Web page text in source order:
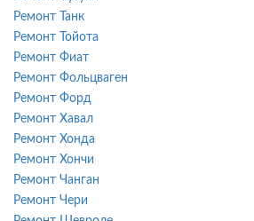
Ремонт Танк
Ремонт Тойота
Ремонт Фиат
Ремонт Фольцваген
Ремонт Форд
Ремонт Хавал
Ремонт Хонда
Ремонт Хончи
Ремонт Чанган
Ремонт Чери